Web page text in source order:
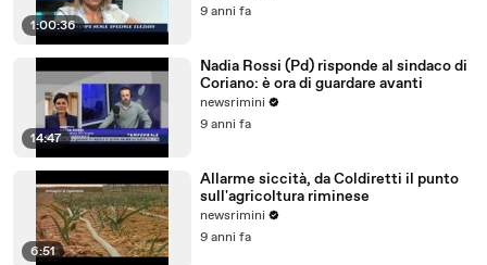
1:00:36
9 anni fa
14:47
Nadia Rossi (Pd) risponde al sindaco di
Coriano: è ora di guardare avanti
newsrimini
9 anni fa
6:51
Allarme siccità, da Coldiretti il punto
sull'agricoltura riminese
newsrimini
9 anni fa